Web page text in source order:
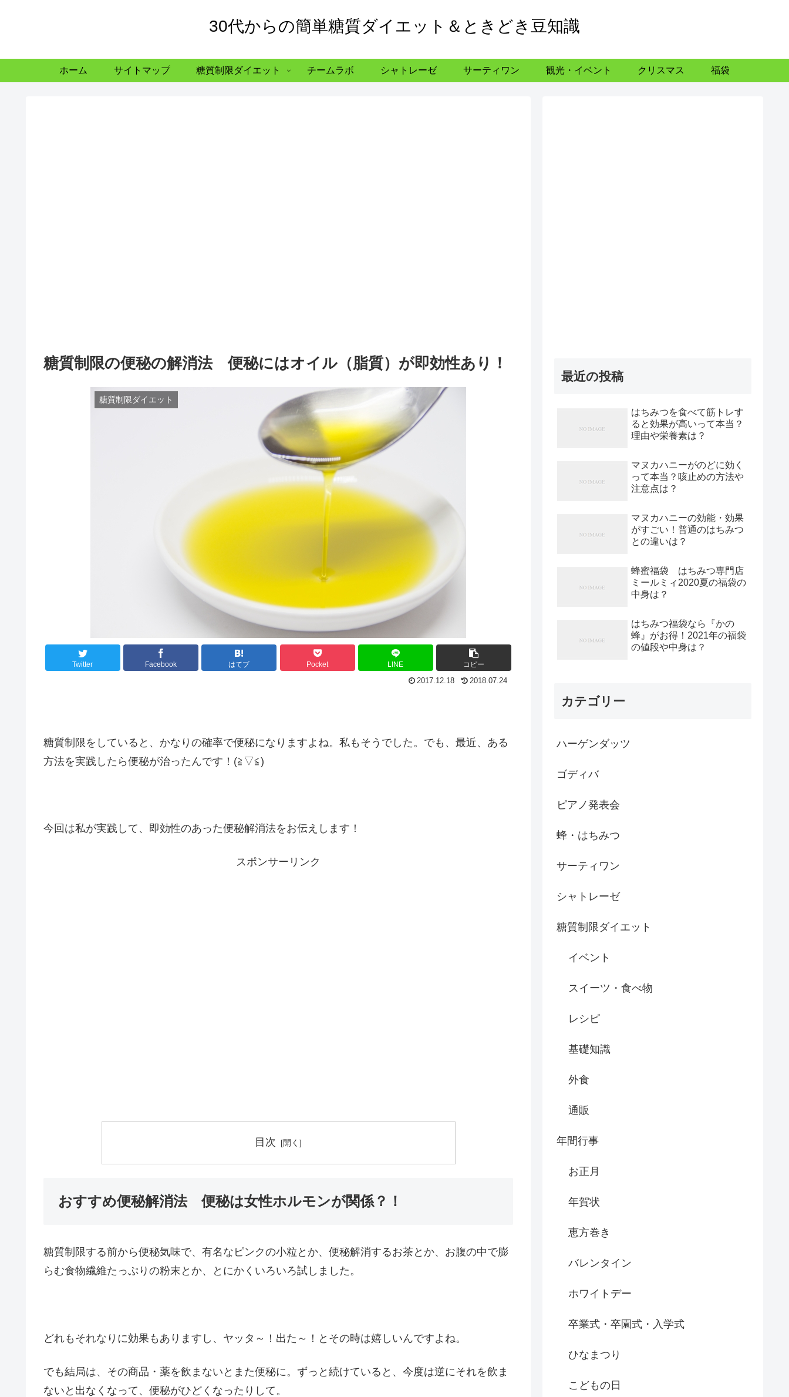
30代からの簡単糖質ダイエット＆ときどき豆知識
ホーム サイトマップ 糖質制限ダイエット チームラボ シャトレーゼ サーティワン 観光・イベント クリスマス 福袋
糖質制限の便秘の解消法 便秘にはオイル（脂質）が即効性あり！
糖質制限ダイエット
Twitter Facebook はてブ Pocket LINE コピー
2017.12.18 2018.07.24
糖質制限をしていると、かなりの確率で便秘になりますよね。私もそうでした。でも、最近、ある
方法を実践したら便秘が治ったんです！(≧▽≦)
今回は私が実践して、即効性のあった便秘解消法をお伝えします！
スポンサーリンク
目次
おすすめ便秘解消法 便秘は女性ホルモンが関係？！
糖質制限する前から便秘気味で、有名なピンクの小粒とか、便秘解消するお茶とか、お腹の中で膨
らむ食物繊維たっぷりの粉末とか、とにかくいろいろ試しました。
どれもそれなりに効果もありますし、ヤッタ～！出た～！とその時は嬉しいんですよね。
でも結局は、その商品・薬を飲まないとまた便秘に。ずっと続けていると、今度は逆にそれを飲ま
ないと出なくなって、便秘がひどくなったりして。
最近の投稿
はちみつを食べて筋トレす
ると効果が高いって本当？
理由や栄養素は？
マヌカハニーがのどに効く
って本当？咳止めの方法や
注意点は？
マヌカハニーの効能・効果
がすごい！普通のはちみつ
との違いは？
蜂蜜福袋 はちみつ専門店
ミールミィ2020夏の福袋の
中身は？
はちみつ福袋なら『かの
蜂』がお得！2021年の福袋
の値段や中身は？
カテゴリー
ハーゲンダッツ
ゴディバ
ピアノ発表会
蜂・はちみつ
サーティワン
シャトレーゼ
糖質制限ダイエット
イベント
スイーツ・食べ物
レシピ
基礎知識
外食
通販
年間行事
お正月
年賀状
恵方巻き
バレンタイン
ホワイトデー
卒業式・卒園式・入学式
ひなまつり
こどもの日